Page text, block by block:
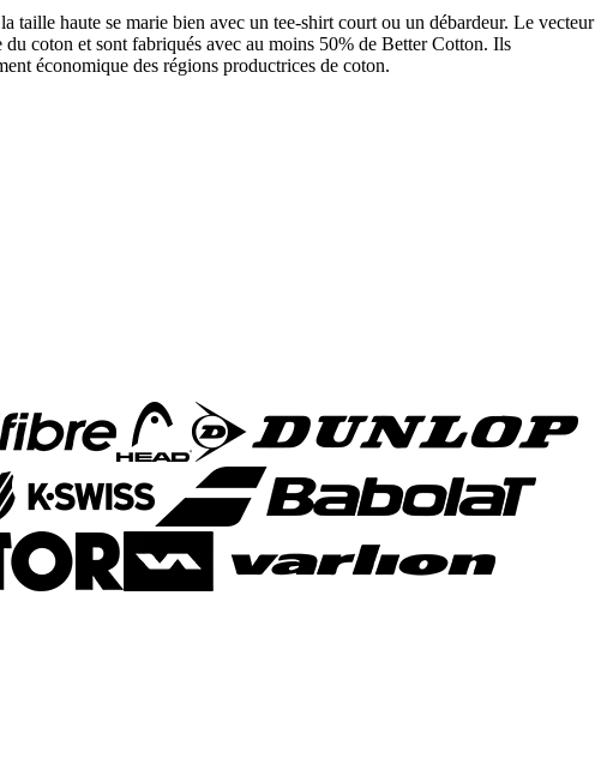
taille haute se marie bien avec un tee-shirt court ou un débardeur. Le vecteur
coton et sont fabriqués avec au moins 50% de Better Cotton. Ils
économique des régions productrices de coton.